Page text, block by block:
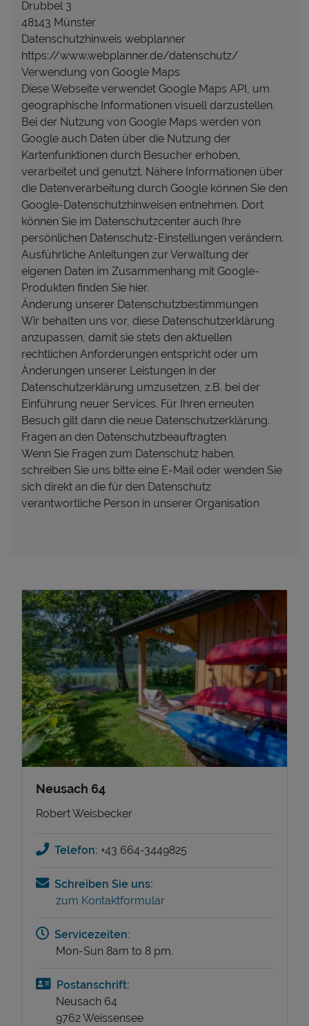
Drubbel 3
48143 Münster
Datenschutzhinweis webplanner
https://www.webplanner.de/datenschutz/
Verwendung von Google Maps
Diese Webseite verwendet Google Maps API, um
geographische Informationen visuell darzustellen.
Bei der Nutzung von Google Maps werden von
Google auch Daten über die Nutzung der
Kartenfunktionen durch Besucher erhoben,
verarbeitet und genutzt. Nähere Informationen über
die Datenverarbeitung durch Google können Sie den
Google-Datenschutzhinweisen entnehmen. Dort
können Sie im Datenschutzcenter auch Ihre
persönlichen Datenschutz-Einstellungen verändern.
Ausführliche Anleitungen zur Verwaltung der
eigenen Daten im Zusammenhang mit Google-
Produkten finden Sie hier.
Änderung unserer Datenschutzbestimmungen
Wir behalten uns vor, diese Datenschutzerklärung
anzupassen, damit sie stets den aktuellen
rechtlichen Anforderungen entspricht oder um
Änderungen unserer Leistungen in der
Datenschutzerklärung umzusetzen, z.B. bei der
Einführung neuer Services. Für Ihren erneuten
Besuch gilt dann die neue Datenschutzerklärung.
Fragen an den Datenschutzbeauftragten
Wenn Sie Fragen zum Datenschutz haben,
schreiben Sie uns bitte eine E-Mail oder wenden Sie
sich direkt an die für den Datenschutz
verantwortliche Person in unserer Organisation
Neusach 64
Robert Weisbecker
Telefon: +43 664-3449825
Schreiben Sie uns:
zum Kontaktformular
Servicezeiten:
Mon-Sun 8am to 8 pm.
Postanschrift:
Neusach 64
9762 Weissensee